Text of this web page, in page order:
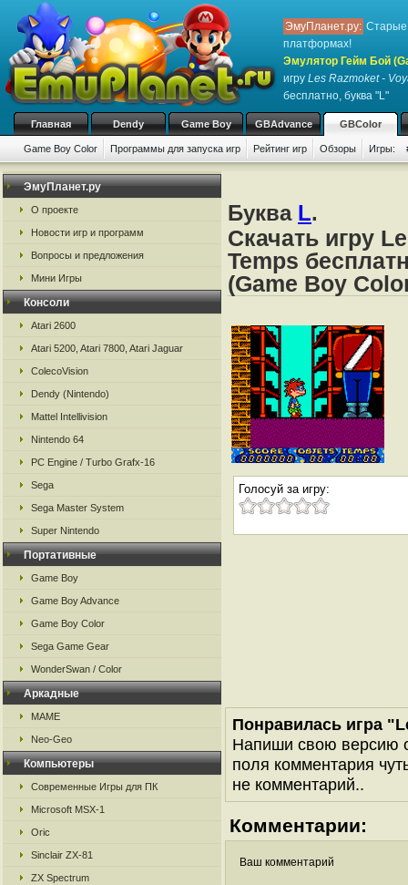
ЭмуПланет.ру: Старые
платформах!
Эмулятор Гейм Бой
игру Les Razmoket -
бесплатно, буква "L"
Главная Dendy Game Boy GBAdvance GBColor
Game Boy Color Программы для запуска игр Рейтинг игр Обзоры Игры:
ЭмуПланет.ру
О проекте
Новости игр и программ
Вопросы и предложения
Мини Игры
Консоли
Atari 2600
Atari 5200, Atari 7800, Atari Jaguar
ColecoVision
Dendy (Nintendo)
Mattel Intellivision
Nintendo 64
PC Engine / Turbo Grafx-16
Sega
Sega Master System
Super Nintendo
Портативные
Game Boy
Game Boy Advance
Game Boy Color
Sega Game Gear
WonderSwan / Color
Аркадные
MAME
Neo-Geo
Компьютеры
Современные Игры для ПК
Microsoft MSX-1
Oric
Sinclair ZX-81
ZX Spectrum
Буква L.
Скачать игру
Temps
(Game Boy
Голосуй за игру:
Понравилась игра
Напиши свою версию
поля комментария
не комментарий..
Комментарии:
Ваш комментарий